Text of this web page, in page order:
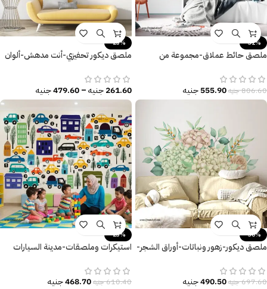
-31%
ملصق حائط عملاق-مجموعة من
806.60جنيه555.90جنيه
-25%
ملصق ديكور تحفيزي-أنت مدهش-ألوان
261.60جنيه–
479.60جنيه
-30%
ملصق ديكور-زهور ونباتات-أوراق الشجر-
697.60جنيه490.50جنيه
-23%
استيكرات وملصقات-مدينة السيارات
610.40جنيه468.70جنيه